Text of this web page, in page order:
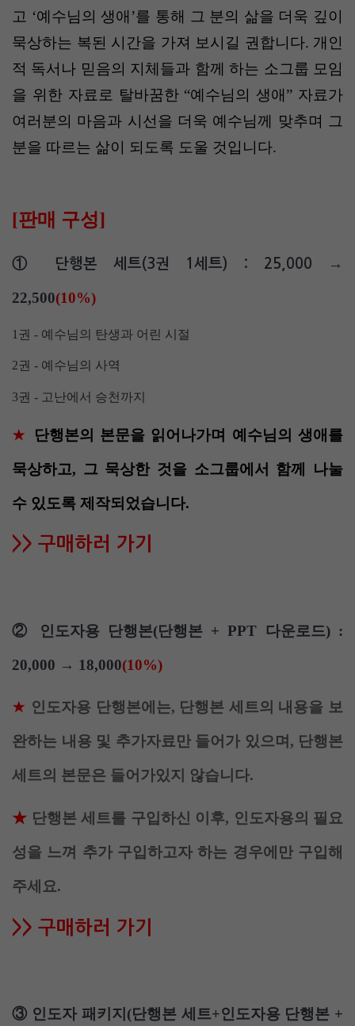
고 ‘예수님의 생애 ’를 통해 그 분의 삶을 더욱 깊이
묵상하는 복된 시간을 가져 보시길 권합니다. 개인
적 독서나 믿음의 지체들과 함께 하는 소그룹 모임
을 위한 자료로 탈바꿈한 “예수님의 생애 ” 자료가
여러분의 마음과 시선을 더욱 예수님께 맞추며 그
분을 따르는 삶이 되도록 도울 것입니다.
[판매 구성]
① 단행본 세트(3권 1세트) : 25,000 →
22,500(10%)
1 권 - 예수님의 탄생과 어린 시절
2권 - 예수님의 사역
3권 - 고난에서 승천까지
★ 단행본의 본문을 읽어나가며 예수님의 생애를
묵상하고, 그 묵상한 것을 소그룹에서 함께 나눌
수 있도록 제작되었습니다.
>> 구매하러 가기
② 인도자용 단행본(단행본 + PPT 다운로드) :
20,000 → 18,000(10%)
★ 인도자용 단행본에는, 단행본 세트의 내용을 보
완하는 내용 및 추가자료만 들어가 있으며, 단행본
세트의 본문은 들어가있지 않습니다.
★ 단행본 세트를 구입하신 이후, 인도자용의 필요
성을 느껴 추가 구입하고자 하는 경우에만 구입해
주세요.
>> 구매하러 가기
③ 인도자 패키지(단행본 세트+인도자용 단행본 +